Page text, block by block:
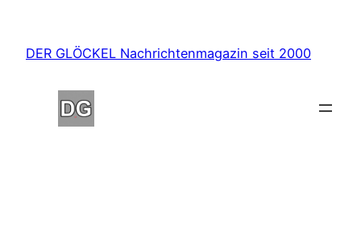
springen
DER GLÖCKEL Nachrichtenmagazin seit 2000